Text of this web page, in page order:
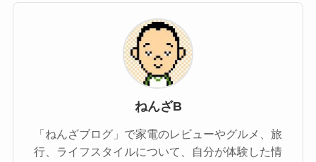
ねんざB
「ねんざブログ」で家電のレビューやグルメ、旅
行、ライフスタイルについて、自分が体験した情